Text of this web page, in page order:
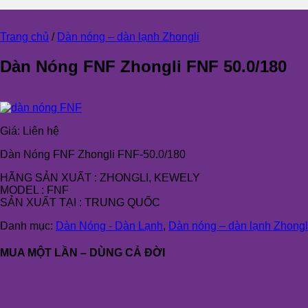
Trang chủ / Dàn nóng – dàn lạnh Zhongli
Dàn Nóng FNF Zhongli FNF 50.0/180
Giá: Liên hệ
Dàn Nóng FNF Zhongli FNF-50.0/180
HÃNG SẢN XUẤT : ZHONGLI, KEWELY
MODEL : FNF
SẢN XUẤT TẠI : TRUNG QUỐC
Danh mục: Dàn Nóng - Dàn Lạnh, Dàn nóng – dàn lạnh
MUA MỘT LẦN – DÙNG CẢ ĐỜI